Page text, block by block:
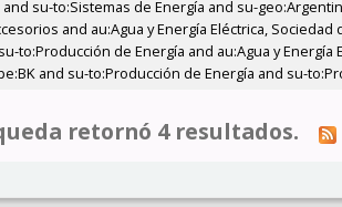
su-to:Sistemas de Energía and su-
and au:Agua y Energía Eléctrica,
to:Producción de Energía and au:Agua y
and su-to:Producción de Energía and su-
retornó 4 resultados.